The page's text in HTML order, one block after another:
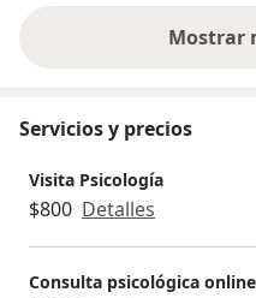
Mostrar
Servicios y precios
Visita Psicología
$800 Detalles
Consulta psicológica online